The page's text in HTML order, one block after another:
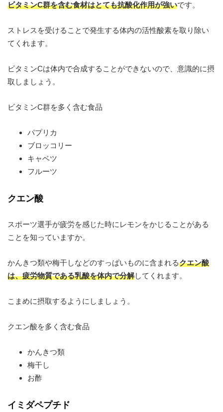
ビタミンC群を含む食材はとても抗酸化作用が強いです。
ストレスを受けることで発生する体内の活性酸素を取り除い
てくれます。
ビタミンCは体内で合成することができないので、意識的に摂
取しましょう。
ビタミンC群を多く含む食品
パプリカ
ブロッコリー
キャベツ
フルーツ
クエン酸
スポーツ選手が疲労を感じた時にレモンをかじることがある
ことを知っていますか。
かんきつ類や梅干しなどのすっぱいものに含まれるクエン酸
は、疲労物質である乳酸を体内で分解してくれます。
こまめに摂取するようにしましょう。
クエン酸を多く含む食品
かんきつ類
梅干し
お酢
イミダペプチド